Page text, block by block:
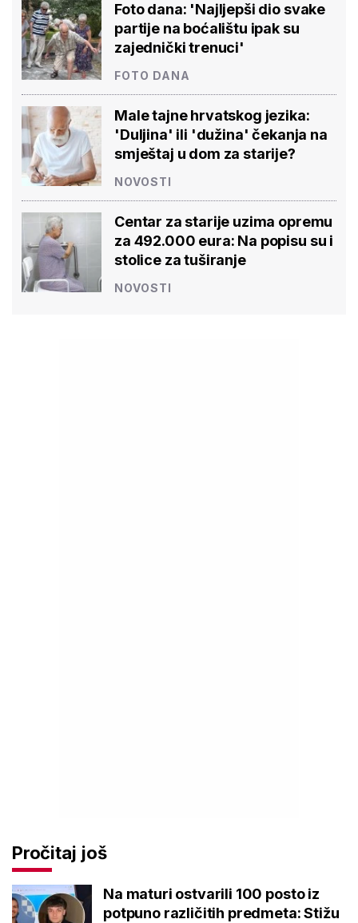
Foto dana: 'Najljepši dio svake
partije na boćalištu ipak su
zajednički trenuci'
FOTO DANA
Male tajne hrvatskog jezika:
'Duljina' ili 'dužina' čekanja na
smještaj u dom za starije?
NOVOSTI
Centar za starije uzima opremu
za 492.000 eura: Na popisu su i
stolice za tuširanje
NOVOSTI
Pročitaj još
Na maturi ostvarili 100 posto iz
potpuno različitih predmeta: Stižu